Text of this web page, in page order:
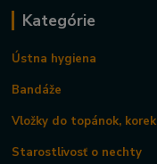
Kategórie
Ústna hygiena
Bandáže
Vložky do topánok,
Starostlivosť o nechty